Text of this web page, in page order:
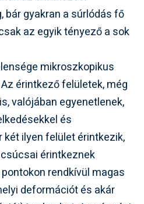
bár gyakran a súrlódás fő
az egyik tényező a sok
mikroszkopikus
érintkező felületek, még
valójában egyenetlenek,
és
két ilyen felület érintkezik,
érintkeznek
rendkívül magas
deformációt és akár